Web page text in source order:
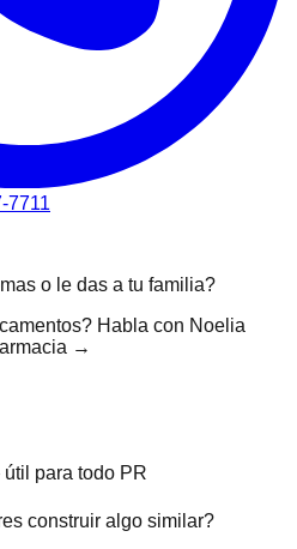
7711
o le das a tu familia?
Habla con Noelia
→
para todo PR
construir algo similar?